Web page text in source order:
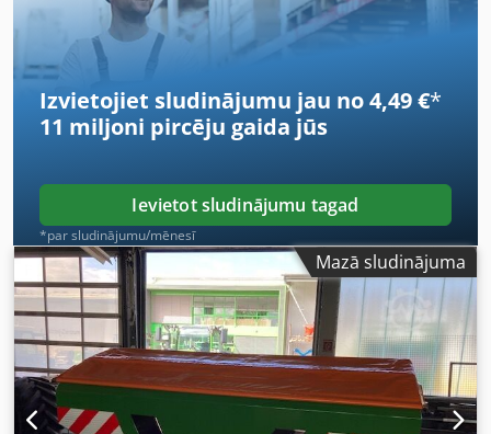
Izvietojiet sludinājumu jau no 4,49 €*
11 miljoni pircēju gaida jūs
Ievietot sludinājumu tagad
*par sludinājumu/mēnesī
Mazā sludinājuma